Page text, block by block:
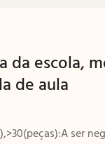
da escola,
de aula
ser